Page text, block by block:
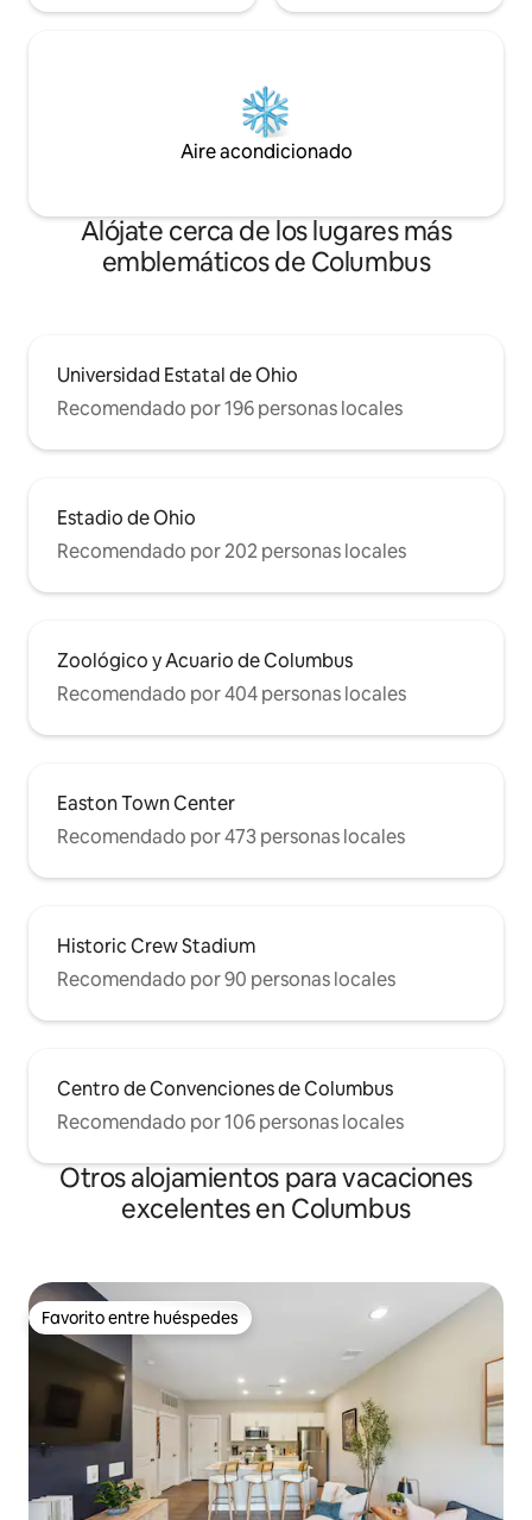
Aire acondicionado
Alójate cerca de los lugares más
emblemáticos de Columbus
Universidad Estatal de Ohio
Recomendado por 196 personas locales
Estadio de Ohio
Recomendado por 202 personas locales
Zoológico y Acuario de Columbus
Recomendado por 404 personas locales
Easton Town Center
Recomendado por 473 personas locales
Historic Crew Stadium
Recomendado por 90 personas locales
Centro de Convenciones de Columbus
Recomendado por 106 personas locales
Otros alojamientos para vacaciones
excelentes en Columbus
Favorito entre huéspedes
Favorito entre huéspedes